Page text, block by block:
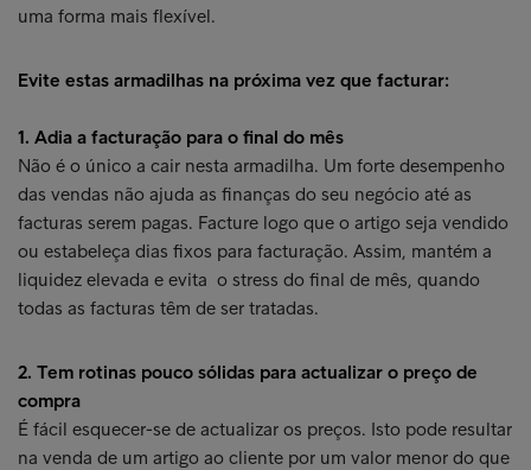
uma forma mais flexível.
Evite estas armadilhas na próxima vez que facturar:
1. Adia a facturação para o final do mês
Não é o único a cair nesta armadilha. Um forte desempenho
das vendas não ajuda as finanças do seu negócio até as
facturas serem pagas. Facture logo que o artigo seja vendido
ou estabeleça dias fixos para facturação. Assim, mantém a
liquidez elevada e evita o stress do final de mês, quando
todas as facturas têm de ser tratadas.
2. Tem rotinas pouco sólidas para actualizar o preço de
compra
É fácil esquecer-se de actualizar os preços. Isto pode resultar
na venda de um artigo ao cliente por um valor menor do que